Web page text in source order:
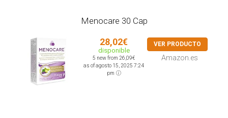
Menocare 30 Cap
28,02€
disponible
5 new from 26,09€
as of agosto 15, 2025 7:24
pm
VER PRODUCTO
Amazon.es